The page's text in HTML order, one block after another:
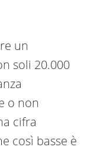
un
soli 20.000
o non
cifra
così basse è